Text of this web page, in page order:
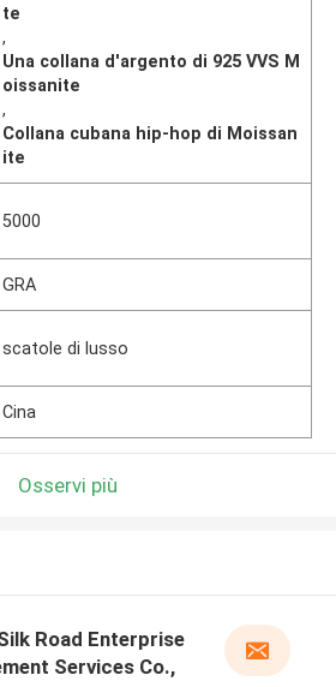
te
,
Una collana d'argento di 925 VVS M
oissanite
,
Collana cubana hip-hop di Moissan
ite
5000
GRA
scatole di lusso
Cina
Osservi più
Road Enterprise
Services Co.,